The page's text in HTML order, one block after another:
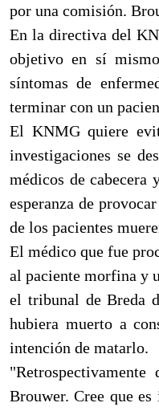
por una comisión.
En la directiva del
objetivo en sí
síntomas de
terminar con un
El KNMG quiere
investigaciones se
médicos de cabecera
esperanza de
de los pacientes
El médico que fue
al paciente morfina y
el tribunal de Breda
hubiera muerto a
intención de matarlo.
Brouwer. Cree que